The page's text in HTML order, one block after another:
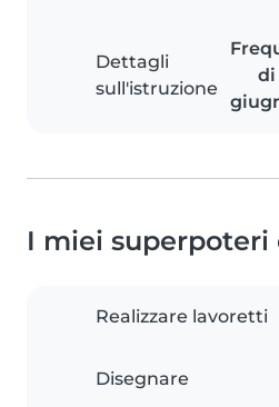
Dettagli
sull'istruzione
di
I miei
Realizzare lavoretti
Disegnare